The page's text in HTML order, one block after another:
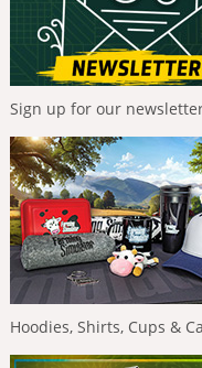
Sign up for our
Hoodies, Shirts, Cups &